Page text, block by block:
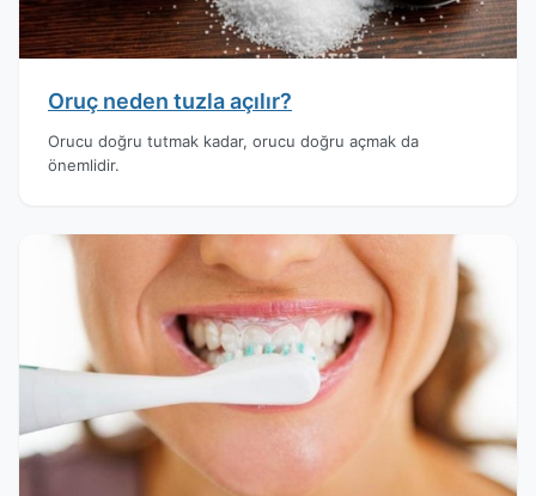
Oruç neden tuzla açılır?
Orucu doğru tutmak kadar, orucu doğru açmak da
önemlidir.